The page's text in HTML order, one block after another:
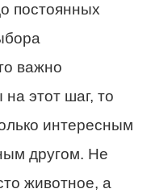
постоянных
важно
этот шаг, то
интересным
другом. Не
животное, а